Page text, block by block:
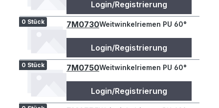
Login/Registrierung
0 Stück 7M0730Weitwinkelriemen PU 60°
Login/Registrierung
0 Stück 7M0750Weitwinkelriemen PU 60°
Login/Registrierung